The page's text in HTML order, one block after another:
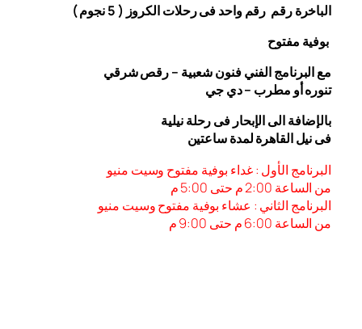
الباخرة رقم رقم واحد فى رحلات الكروز ( 5 نجوم )
بوفية مفتوح
مع البرنامج الفني فنون شعبية – رقص شرقي
تنوره أو مطرب – دي جي
بالإضافة الى الإبحار فى رحلة نيلية
فى نيل القاهرة لمدة ساعتين
البرنامج الأول : غداء بوفية مفتوح وسيت منيو
من الساعة 2:00 م حتى 5:00 م
البرنامج الثاني : عشاء بوفية مفتوح وسيت منيو
من الساعة 6:00 م حتى 9:00 م